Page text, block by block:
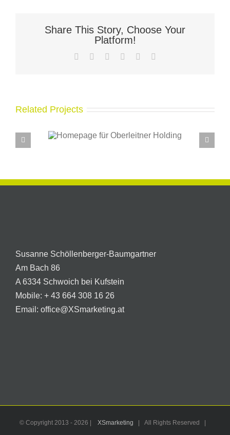
Share This Story, Choose Your
Platform!
Facebook LinkedInWhatsApp
Pinterest
Related Projects
Neues Restaurant –
Homepage
Susanne Schöllenberger-Baumgartner
Am Bach 86
A 6334 Schwoich bei Kufstein
Mobile: + 43 664 308 16 26
Email: office@XSmarketing.at
© Copyright 2013 - 2026 | XSmarketing | All Rights Reserved |